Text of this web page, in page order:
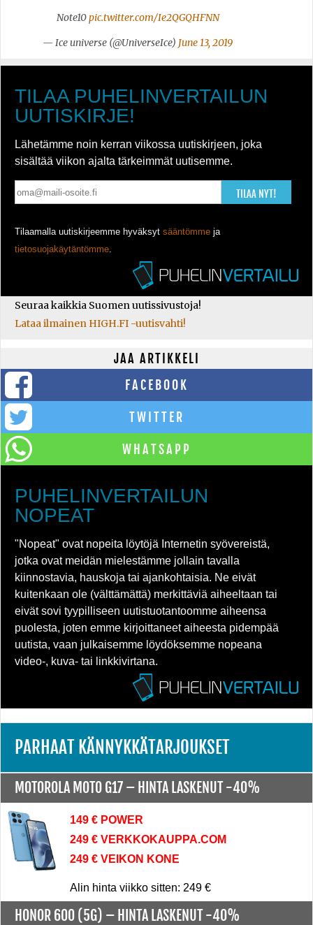
Note10pic.twitter.com/Ie2QGQHFNN
— Ice universe (@UniverseIce) June 13, 2019
TILAA PUHELINVERTAILUN
UUTISKIRJE!
Lähetämme noin kerran viikossa uutiskirjeen, joka
sisältää viikon ajalta tärkeimmät uutisemme.
TILAA NYT!
Tilaamalla uutiskirjeemme hyväksyt sääntömme ja
tietosuojakäytäntömme.
Seuraa kaikkia Suomen uutissivustoja!
Lataa ilmainen HIGH.FI -uutisvahti!
JAA ARTIKKELI
FACEBOOK
TWITTER
WHATSAPP
PUHELINVERTAILUN
NOPEAT
"Nopeat" ovat nopeita löytöjä Internetin syövereistä,
jotka ovat meidän mielestämme jollain tavalla
kiinnostavia, hauskoja tai ajankohtaisia. Ne eivät
kuitenkaan ole (välttämättä) merkittäviä aiheeltaan tai
eivät sovi tyypilliseen uutistuotantoomme aiheensa
puolesta, joten emme kirjoittaneet aiheesta pidempää
uutista, vaan julkaisemme löydöksemme nopeana
video-, kuva- tai linkkivirtana.
PARHAAT KÄNNYKKÄTARJOUKSET
MOTOROLA MOTO G17 – HINTA LASKENUT -40%
149 € POWER
249 € VERKKOKAUPPA.COM
249 € VEIKON KONE
Alin hinta viikko sitten: 249 €
HONOR 600 (5G) – HINTA LASKENUT -40%